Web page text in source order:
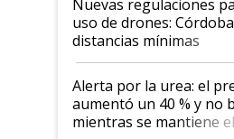
Nuevas regulaciones
uso de drones:
distancias mínimas
Alerta por la urea: el
aumentó un 40 % y no
mientras se mantiene el